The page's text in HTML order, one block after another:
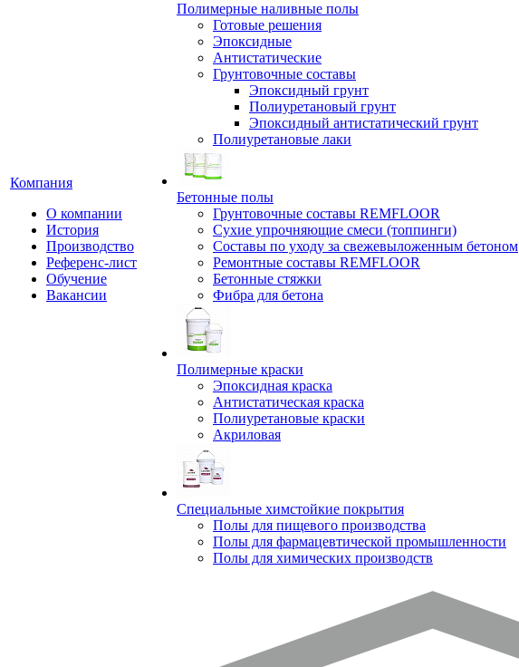
Компания
О компании
История
Производство
Референс-лист
Обучение
Вакансии
Полимерные наливные полы
Готовые решения
Эпоксидные
Антистатические
Грунтовочные составы
Эпоксидный грунт
Полиуретановый грунт
Эпоксидный антистатический грунт
Полиуретановые лаки
Бетонные полы
Грунтовочные составы REMFLOOR
Сухие упрочняющие смеси (топпинги)
Составы по уходу за свежевыложенным бетоном
Ремонтные составы REMFLOOR
Бетонные стяжки
Фибра для бетона
Полимерные краски
Эпоксидная краска
Антистатическая краска
Полиуретановые краски
Акриловая
Специальные химстойкие покрытия
Полы для пищевого производства
Полы для фармацевтической промышленности
Полы для химических производств